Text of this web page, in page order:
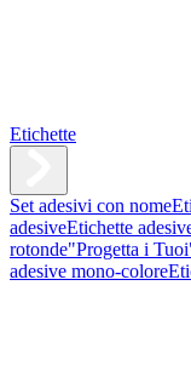
Etichette
Set adesivi con nome
adesiveEtichette
rotonde"Progetta i
adesive mono-colore